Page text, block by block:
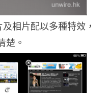
相片配以多種特效，
楚。